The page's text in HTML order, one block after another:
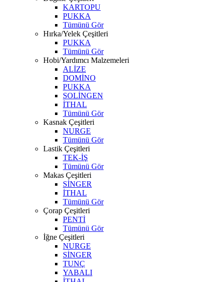
KARTOPU
PUKKA
Tümünü Gör
Hırka/Yelek Çeşitleri
PUKKA
Tümünü Gör
Hobi/Yardımcı Malzemeleri
ALİZE
DOMİNO
PUKKA
SOLİNGEN
İTHAL
Tümünü Gör
Kasnak Çeşitleri
NURGE
Tümünü Gör
Lastik Çeşitleri
TEK-İŞ
Tümünü Gör
Makas Çeşitleri
SİNGER
İTHAL
Tümünü Gör
Çorap Çeşitleri
PENTİ
Tümünü Gör
İğne Çeşitleri
NURGE
SİNGER
TUNÇ
YABALI